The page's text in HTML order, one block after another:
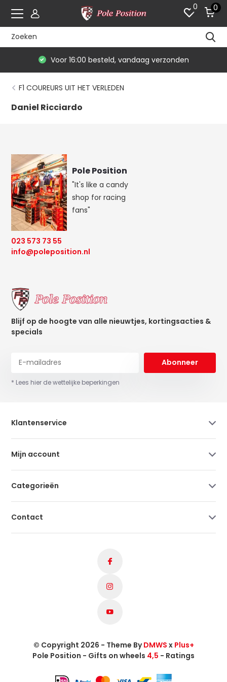
0 0
Voor 16:00 besteld, vandaag verzonden
F1 COUREURS UIT HET VERLEDEN
Daniel Ricciardo
Pole Position
"It's like a candy
shop for racing
fans"
023 573 73 55
info@poleposition.nl
Blijf op de hoogte van alle nieuwtjes, kortingsacties &
specials
Abonneer
* Lees hier de wettelijke beperkingen
Klantenservice
Mijn account
Categorieën
Contact
© Copyright 2026 - Theme ByDMWS x Plus+
Pole Position - Gifts on wheels 4,5 - Ratings